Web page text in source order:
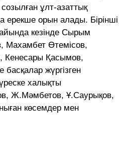
ұлт-азаттық
ерекше орын алады. Бірінші
кезінде Сырым
Махамбет Өтемісов,
Кенесары Қасымов,
жүргізген
халықты
Ж.Мәмбетов, Ұ.Саурықов,
көсемдер мен